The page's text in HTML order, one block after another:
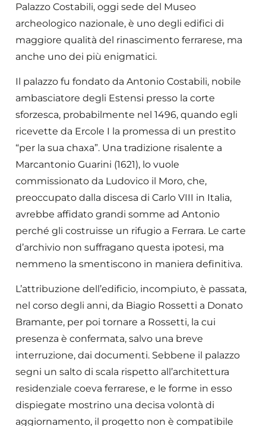
Palazzo Costabili, oggi sede del Museo
archeologico nazionale, è uno degli edifici di
maggiore qualità del rinascimento ferrarese, ma
anche uno dei più enigmatici.
Il palazzo fu fondato da Antonio Costabili, nobile
ambasciatore degli Estensi presso la corte
sforzesca, probabilmente nel 1496, quando egli
ricevette da Ercole I la promessa di un prestito
“per la sua chaxa”. Una tradizione risalente a
Marcantonio Guarini (1621), lo vuole
commissionato da Ludovico il Moro, che,
preoccupato dalla discesa di Carlo VIII in Italia,
avrebbe affidato grandi somme ad Antonio
perché gli costruisse un rifugio a Ferrara. Le carte
d’archivio non suffragano questa ipotesi, ma
nemmeno la smentiscono in maniera definitiva.
L’attribuzione dell’edificio, incompiuto, è passata,
nel corso degli anni, da Biagio Rossetti a Donato
Bramante, per poi tornare a Rossetti, la cui
presenza è confermata, salvo una breve
interruzione, dai documenti. Sebbene il palazzo
segni un salto di scala rispetto all’architettura
residenziale coeva ferrarese, e le forme in esso
dispiegate mostrino una decisa volontà di
aggiornamento, il progetto non è compatibile